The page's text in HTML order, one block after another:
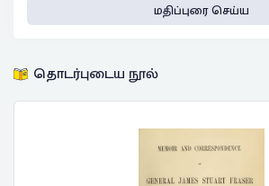
மதிப்புரை செய்ய
தொடர்புடைய நூல்